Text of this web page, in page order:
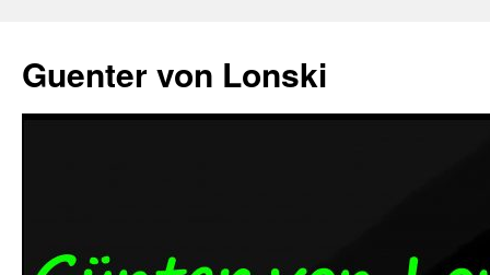
springen
Guenter von Lonski